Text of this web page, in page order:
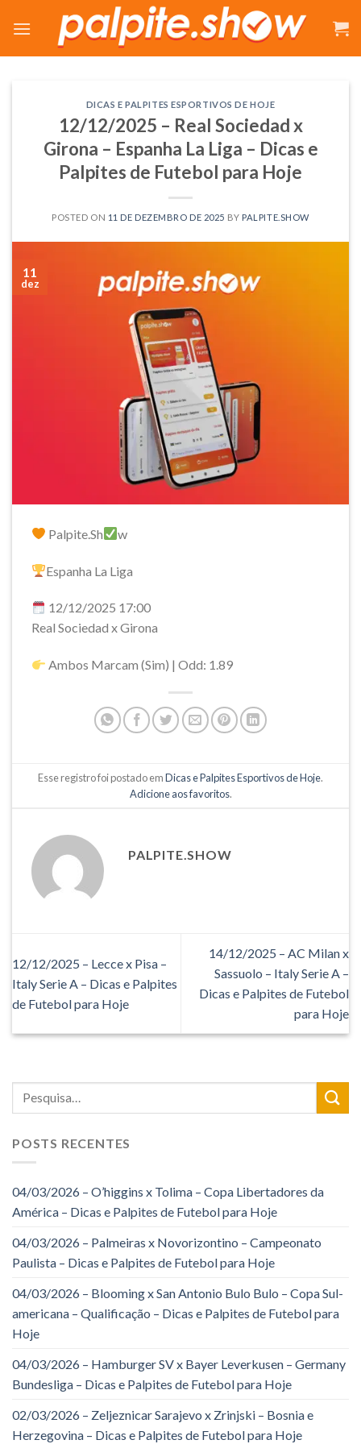
DICAS E PALPITES ESPORTIVOS DE HOJE
12/12/2025 – Real Sociedad x
Girona – Espanha La Liga – Dicas e
Palpites de Futebol para Hoje
POSTED ON 11 DE DEZEMBRO DE 2025 BY PALPITE.SHOW
11
dez
Palpite.Sh w
Espanha La Liga
12/12/2025 17:00
Real Sociedad x Girona
Ambos Marcam (Sim) | Odd: 1.89
Esse registro foi postado emDicas e Palpites Esportivos de Hoje.
Adicione aos favoritos.
PALPITE.SHOW
12/12/2025 – Lecce x Pisa –
Italy Serie A – Dicas e Palpites
de Futebol para Hoje
14/12/2025 – AC Milan x
Sassuolo – Italy Serie A –
Dicas e Palpites de Futebol
para Hoje
POSTS RECENTES
04/03/2026 – O’higgins x Tolima – Copa Libertadores da
América – Dicas e Palpites de Futebol para Hoje
04/03/2026 – Palmeiras x Novorizontino – Campeonato
Paulista – Dicas e Palpites de Futebol para Hoje
04/03/2026 – Blooming x San Antonio Bulo Bulo – Copa Sul-
americana – Qualificação – Dicas e Palpites de Futebol para
Hoje
04/03/2026 – Hamburger SV x Bayer Leverkusen – Germany
Bundesliga – Dicas e Palpites de Futebol para Hoje
02/03/2026 – Zeljeznicar Sarajevo x Zrinjski – Bosnia e
Herzegovina – Dicas e Palpites de Futebol para Hoje